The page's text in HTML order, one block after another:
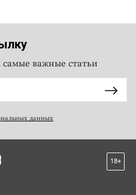
важные статьи
данных
18+